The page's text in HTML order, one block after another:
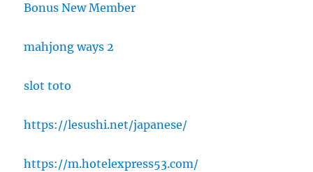
Bonus New Member
mahjong ways 2
slot toto
https://lesushi.net/japanese/
https://m.hotelexpress53.com/